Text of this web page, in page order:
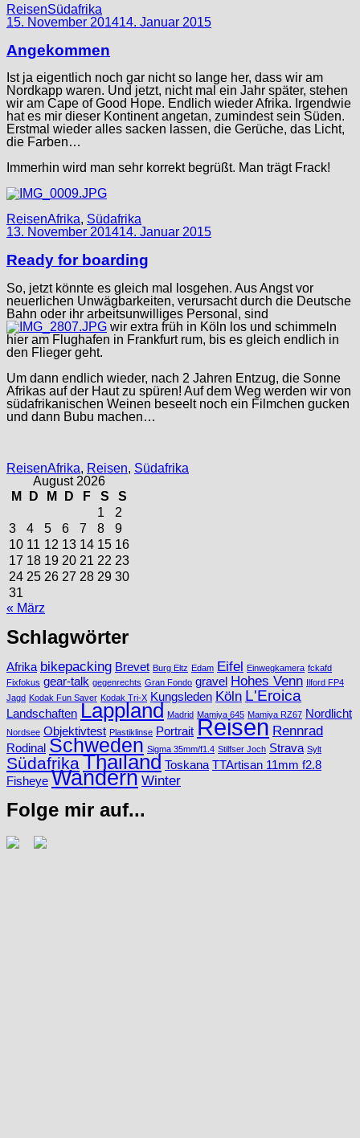
Categories
ReisenCategories
Südafrika
15. November 201414. Januar 2015
Angekommen
Ist ja eigentlich noch gar nicht so lange her, dass wir am
Nordkapp waren. Und jetzt, nicht mal ein Jahr später, stehen
wir am Cape of Good Hope. Endlich wieder Afrika. Irgendwie
hat es mir dieser Kontinent angetan, zumindest sein Süden.
Erstmal wieder alles sacken lassen, die Gerüche, das Licht,
die Farben…
Immerhin wird man sehr korrekt begrüßt. Man trägt Frack!
Categories
ReisenCategories
Afrika, Südafrika
13. November 201414. Januar 2015
Ready for boarding
So, jetzt könnte es gleich mal losgehen. Aus Angst vor
neuerlichen Unwägbarkeiten, verursacht durch die Deutsche
Bahn oder ihr arbeitsunwilliges Personal, sind
wir extra früh in Köln los und schimmeln
hier am Flughafen in Frankfurt rum, bis es gleich endlich in
den Flieger geht.
Um dann endlich wieder, nach 2 Jahren Entzug, die Sonne
Afrikas auf der Haut zu spüren! Auf dem Weg werden wir von
südafrikanischen Weinen beseelt noch ein Filmchen gucken
und dann Bubu machen…
Categories
ReisenCategories
Afrika, Reisen, Südafrika
August 2026
M
D M D F S
S
1
2
3
4 5 6 7 8
9
10 11 12 13 14 15 16
17 18 19 20 21 22 23
24 25 26 27 28 29 30
31
« März
Schlagwörter
Afrika bikepacking Brevet Burg Eltz Edam Eifel Einwegkamera fckafd
Fixfokus gear-talk gegenrechts Gran Fondo gravel Hohes Venn Ilford FP4
Jagd Kodak Fun Saver Kodak Tri-X Kungsleden Köln L'Eroica
Landschaften Lappland Madrid Mamiya 645 Mamiya RZ67 Nordlicht
Nordsee Objektivtest Plastiklinse Portrait Reisen Rennrad
Rodinal Schweden Sigma 35mm/f1.4 Stilfser Joch Strava Sylt
Südafrika Thailand Toskana TTArtisan 11mm f2.8
Fisheye Wandern Winter
Folge mir auf...